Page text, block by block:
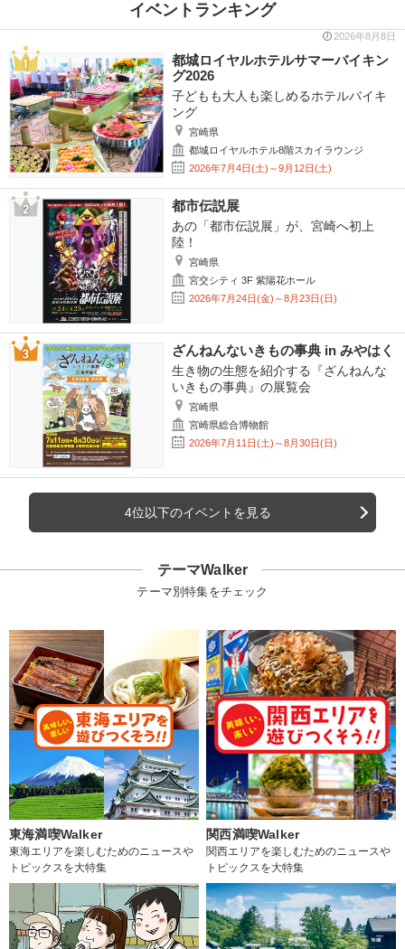
イベントランキング
2026年8月8日
都城ロイヤルホテルサマーバイキン
グ2026
子どもも大人も楽しめるホテルバイキ
ング
宮崎県
都城ロイヤルホテル8階スカイラウンジ
2026年7月4日(土)～9月12日(土)
都市伝説展
あの「都市伝説展」が、宮崎へ初上
陸！
宮崎県
宮交シティ 3F 紫陽花ホール
2026年7月24日(金)～8月23日(日)
ざんねんないきもの事典 in みやはく
生き物の生態を紹介する『ざんねんな
いきもの事典』の展覧会
宮崎県
宮崎県総合博物館
2026年7月11日(土)～8月30日(日)
4位以下のイベントを見る
テーマWalker
テーマ別特集をチェック
東海満喫Walker
東海エリアを楽しむためのニュースや
トピックスを大特集
関西満喫Walker
関西エリアを楽しむためのニュースや
トピックスを大特集